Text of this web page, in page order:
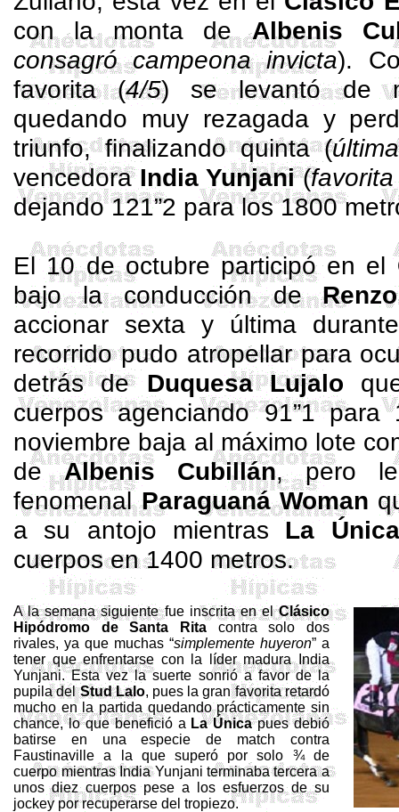
con la monta deAlbenis
consagró campeona invicta).
favorita (4/5) se levantó de
quedando muy rezagada y
triunfo, finalizando quinta (última
vencedoraIndiaYunjani(
dejando 121”2 para los 1800
El 10 de octubre participó en el
bajo la conducción de
accionar sexta y última
recorrido pudo atropellar para
detrás deDuquesaLujalo
cuerpos agenciando 91”1
noviembre baja al máximo lote
deAlbenis Cubillán, pero
fenomenalParaguanáWoman
a su antojo mientrasLa Única
cuerpos en 1400 metros.
A la semana siguiente fue inscrita en elClásico
Hipódromo de Santa Rita contra solo dos
rivales, ya que muchas “simplemente huyeron” a
tener que enfrentarse con la líder madura India
Yunjani. Esta vez la suerte sonrió a favor de la
pupila delStud Lalo, pues la gran favorita retardó
mucho en la partida quedando prácticamente sin
chance, lo que benefició a La Únicapues debió
batirse en una especie de match contra
Faustinaville a la que superó por solo ¾ de
cuerpo mientras IndiaYunjani terminaba tercera a
unos diez cuerpos pese a los esfuerzos de su
jockey por recuperarse del tropiezo.